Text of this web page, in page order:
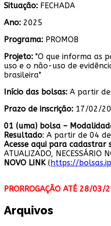
Situação: FECHADA
Ano: 2025
Programa: PROMOB
Projeto: "O que informa as
uso e o não-uso de
brasileira"
Início das bolsas: A partir
Prazo de inscrição: 17/02/
01 (uma) bolsa –
Resultado: A partir de 04
Acesse aqui para cadastrar
ATUALIZADO, NECESSÁRIO
NOVO LINK(https://
PRORROGAÇÃO ATÉ 28/03/
Arquivos